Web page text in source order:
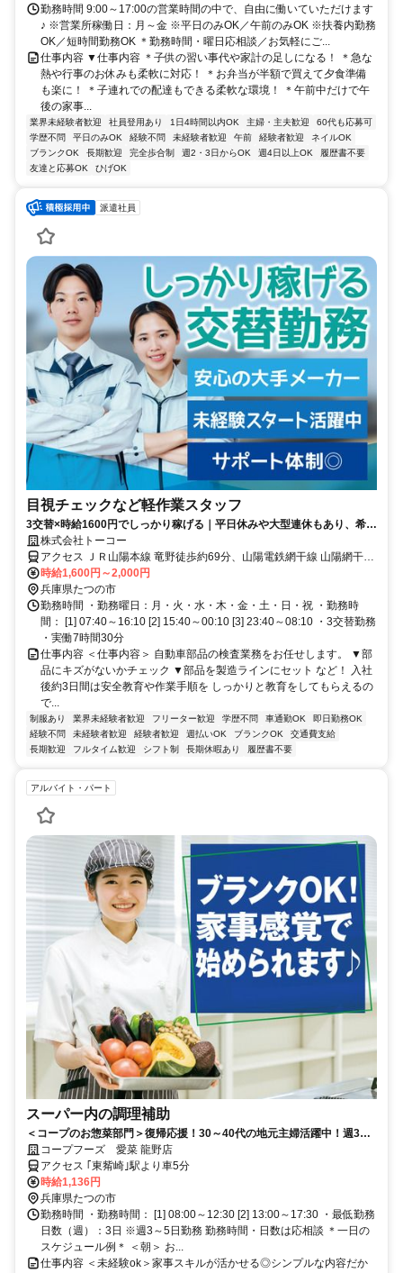
勤務時間 9:00～17:00の営業時間の中で、自由に働いていただけます
♪ ※営業所稼働日：月～金 ※平日のみOK／午前のみOK ※扶養内勤務
OK／短時間勤務OK ＊勤務時間・曜日応相談／お気軽にご...
仕事内容 ▼仕事内容 ＊子供の習い事代や家計の足しになる！ ＊急な
熱や行事のお休みも柔軟に対応！ ＊お弁当が半額で買えて夕食準備
も楽に！ ＊子連れでの配達もできる柔軟な環境！ ＊午前中だけで午
後の家事...
業界未経験者歓迎 社員登用あり 1日4時間以内OK 主婦・主夫歓迎
60代も応募可
学歴不問
平日のみOK 経験不問 未経験者歓迎 午前 経験者歓迎
ネイルOK
ブランクOK
長期歓迎 完全歩合制 週2・3日からOK 週4日以上OK
履歴書不要
友達と応募OK
ひげOK
派遣社員
目視チェックなど軽作業スタッフ
3交替×時給1600円でしっかり稼げる｜平日休みや大型連休もあり、希望
休も取りやすい｜着替え時間も勤務扱いで安心
株式会社トーコー
アクセス ＪＲ山陽本線 竜野徒歩約69分、山陽電鉄網干線 山陽網干徒
歩約100分、ＪＲ山陽本線 網干北口徒歩約99分 JR「竜野」駅から車
で11分
時給1,600円～2,000円
兵庫県たつの市
勤務時間 ・勤務曜日：月・火・水・木・金・土・日・祝 ・勤務時
間： [1] 07:40～16:10 [2] 15:40～00:10 [3] 23:40～08:10 ・3交替勤務
・実働7時間30分
仕事内容 ＜仕事内容＞ 自動車部品の検査業務をお任せします。 ▼部
品にキズがないかチェック ▼部品を製造ラインにセット など！ 入社
後約3日間は安全教育や作業手順を しっかりと教育をしてもらえるの
で...
制服あり 業界未経験者歓迎 フリーター歓迎 学歴不問 車通勤OK
即日勤務OK
経験不問
未経験者歓迎 経験者歓迎 週払いOK ブランクOK
交通費支給
長期歓迎
フルタイム歓迎 シフト制 長期休暇あり 履歴書不要
アルバイト・パート
スーパー内の調理補助
＜コープのお惣菜部門＞復帰応援！30～40代の地元主婦活躍中！週3日
～短時間OKで子育て両立♪特売品情報もイチ早くGET☆
コープフーズ 愛菜 龍野店
アクセス ｢東觜崎｣駅より車5分
時給1,136円
兵庫県たつの市
勤務時間 ・勤務時間： [1] 08:00～12:30 [2] 13:00～17:30 ・最低勤務
日数（週）：3日 ※週3～5日勤務 勤務時間・日数は応相談 ＊一日の
スケジュール例＊ ＜朝＞ お...
仕事内容 ＜未経験ok＞家事スキルが活かせる◎シンプルな内容だか